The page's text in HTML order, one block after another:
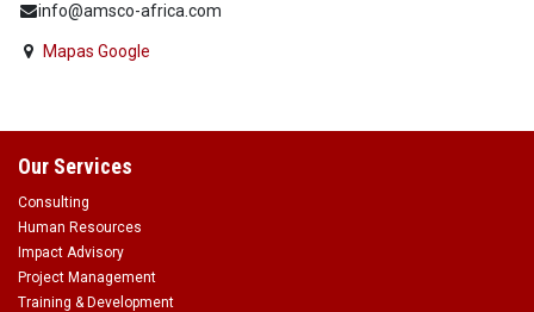
info@amsco-africa.com
Mapas Google
Our Services
Consulting
Human Resources
Impact Advisory
Project Management
Training & Development